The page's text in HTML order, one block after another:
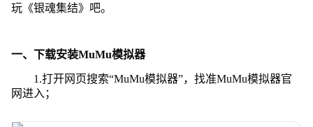
玩《银魂集结》吧。
一、下载安装MuMu模拟器
1.打开网页搜索“MuMu模拟器”，找准MuMu模拟器官
网进入；